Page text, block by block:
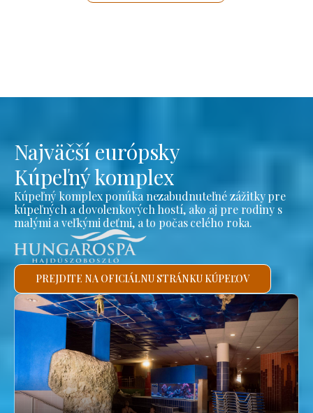
Najväčší európsky
Kúpeľný komplex
Kúpeľný komplex ponúka nezabudnuteľné zážitky pre
kúpeľných a dovolenkových hostí, ako aj pre rodiny s
malými a veľkými deťmi, a to počas celého roka.
PREJDITE NA OFICIÁLNU STRÁNKU KÚPEĽOV